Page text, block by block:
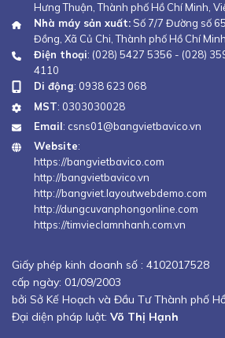
Hưng Thuận, Thành phố Hồ Chí Minh,
Nhà máy sản xuất: Số 7/7 Đường số
Đồng, Xã Củ Chi, Thành phố Hồ Chí
Điện thoại: (028) 5427 5356 - (028)
4110
Di động: 0938 623 068
MST: 0303030028
Email: csns01@bangvietbavico.vn
Website:
https://bangvietbavico.com
http://bangvietbavico.vn
http://bangviet.layoutwebdemo.com
http://dungcuvanphongonline.com
https://timvieclamnhanh.com.vn
Giấy phép kinh doanh số : 4102017528
cấp ngày: 01/09/2003
bởi Sở Kế Hoạch và Đầu Tư Thành phố
Đại diện pháp luật: Võ Thị Hạnh